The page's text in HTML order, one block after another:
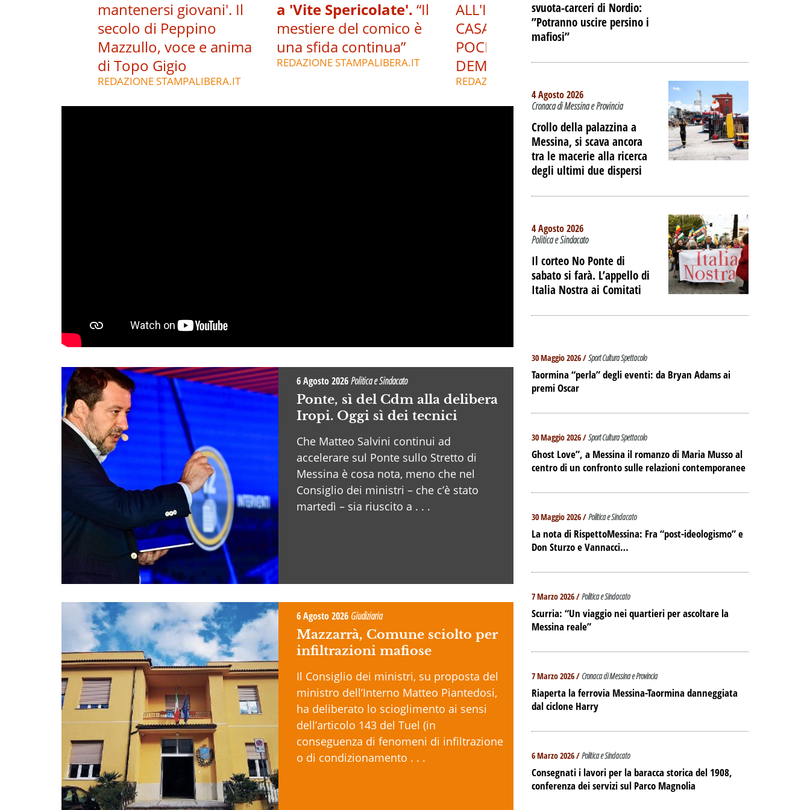
mantenersi giovani'. Il
secolo di Peppino
Mazzullo, voce e anima
di Topo Gigio
REDAZIONE STAMPALIBERA.IT
a 'Vite Spericolate'. “Il
mestiere del comico è
una sfida continua”
REDAZIONE STAMPALIBERA.IT
ALL'INTERNO DELL'EX
CASA DEL PORTUALE A
POCHE ORE DALLA
DEMOLIZIONE
REDAZIONE STAMPALIBERA.IT
6 Agosto 2026Politica e Sindacato
Ponte, sì del Cdm alla delibera
Iropi. Oggi sì dei tecnici
Che Matteo Salvini continui ad
accelerare sul Ponte sullo Stretto di
Messina è cosa nota, meno che nel
Consiglio dei ministri – che c’è stato
martedì – sia riuscito a . . .
6 Agosto 2026 Giudiziaria
Mazzarrà, Comune sciolto per
infiltrazioni mafiose
Il Consiglio dei ministri, su proposta del
ministro dell’Interno Matteo Piantedosi,
ha deliberato lo scioglimento ai sensi
dell’articolo 143 del Tuel (in
conseguenza di fenomeni di infiltrazione
o di condizionamento . . .
svuota-carceri di Nordio:
”Potranno uscire persino i
mafiosi”
4 Agosto 2026
Cronaca di Messina e Provincia
Crollo della palazzina a
Messina, si scava ancora
tra le macerie alla ricerca
degli ultimi due dispersi
4 Agosto 2026
Politica e Sindacato
Il corteo No Ponte di
sabato si farà. L’appello di
Italia Nostra ai Comitati
30 Maggio 2026 /Sport Cultura Spettacolo
Taormina “perla” degli eventi: da Bryan Adams ai
premi Oscar
30 Maggio 2026 /Sport Cultura Spettacolo
Ghost Love”, a Messina il romanzo di Maria Musso al
centro di un confronto sulle relazioni contemporanee
30 Maggio 2026 /Politica e Sindacato
La nota di RispettoMessina: Fra “post-ideologismo” e
Don Sturzo e Vannacci…
7 Marzo 2026 /Politica e Sindacato
Scurria: “Un viaggio nei quartieri per ascoltare la
Messina reale”
7 Marzo 2026 / Cronaca di Messina e Provincia
Riaperta la ferrovia Messina-Taormina danneggiata
dal ciclone Harry
6 Marzo 2026 /Politica e Sindacato
Consegnati i lavori per la baracca storica del 1908,
conferenza dei servizi sul Parco Magnolia